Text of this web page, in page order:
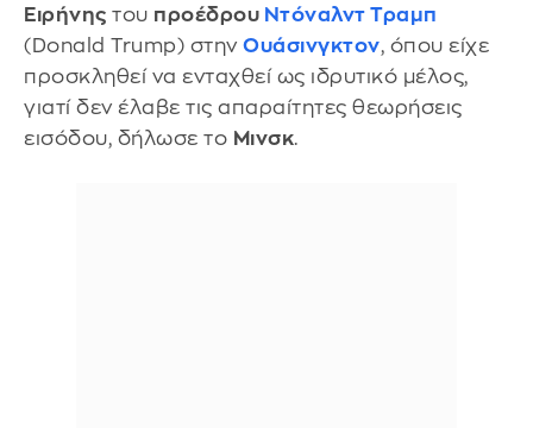
Ειρήνης του προέδρου Ντόναλντ Τραμπ
(Donald Trump) στην Ουάσινγκτον, όπου είχε
προσκληθεί να ενταχθεί ως ιδρυτικό μέλος,
γιατί δεν έλαβε τις απαραίτητες θεωρήσεις
εισόδου, δήλωσε το Μινσκ.